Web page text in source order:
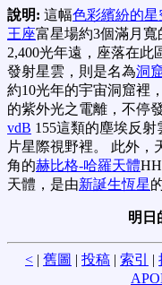
說明: 這幅色彩繽紛的星
王座富星場約3個滿月
2,400光年遠，座落在
發射星雲，則是名為洞
約10光年的宇宙洞窟裡
的紫外光之電離，不停
vdB 155這類的塵埃反
片星際視野裡。 此外，
角的赫比格-哈羅天體
天體，是由新誕生恆星
明日
< | 舊圖 | 投稿 | 索引 |